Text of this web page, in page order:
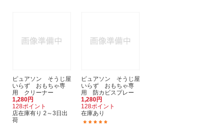
ピュアソン そうじ屋
いらず おもちゃ専
用 クリーナー
1,280円
128ポイント
店在庫有り 2～3日出
荷
ピュアソン そうじ屋
いらず おもちゃ専
用 防カビスプレー
1,280円
128ポイント
在庫あり